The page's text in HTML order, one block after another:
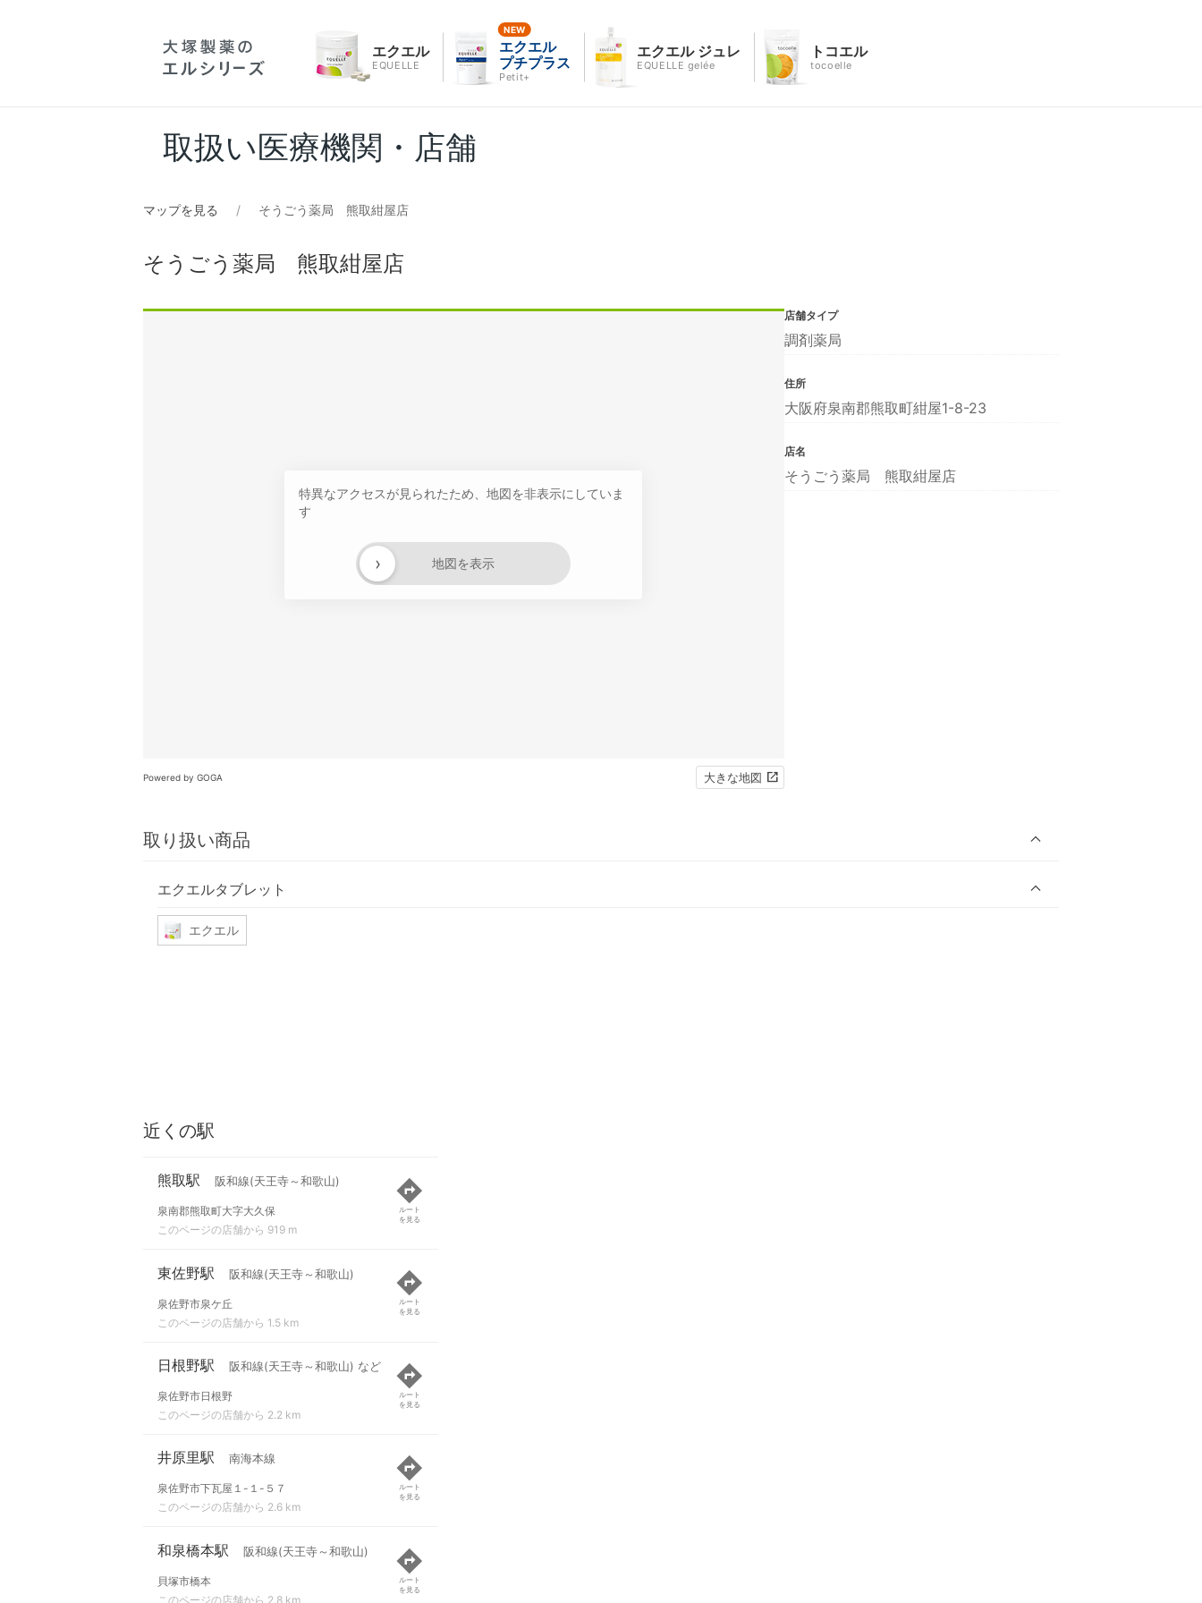
エクエル
EQUELLE
エクエル
プチプラス
Petit+
エクエル ジュレ
EQUELLE gelée
トコエル
tocoelle
取扱い医療機関・店舗
マップを見る そうごう薬局 熊取紺屋店
そうごう薬局 熊取紺屋店
特異なアクセスが見られたため、地図を非表示にしていま
す
地図を表示
›
Powered by GOGA 大きな地図
取り扱い商品
エクエルタブレット
エクエル
店舗タイプ
調剤薬局
住所
大阪府泉南郡熊取町紺屋1-8-23
店名
そうごう薬局 熊取紺屋店
近くの駅
熊取駅 阪和線(天王寺～和歌山)
泉南郡熊取町大字大久保
このページの店舗から 919 m
ルート
を見る
東佐野駅 阪和線(天王寺～和歌山)
泉佐野市泉ケ丘
このページの店舗から 1.5 km
ルート
を見る
日根野駅 阪和線(天王寺～和歌山) など
泉佐野市日根野
このページの店舗から 2.2 km
ルート
を見る
井原里駅 南海本線
泉佐野市下瓦屋１-１-５７
このページの店舗から 2.6 km
ルート
を見る
和泉橋本駅 阪和線(天王寺～和歌山)
貝塚市橋本
このページの店舗から 2.8 km
ルート
を見る